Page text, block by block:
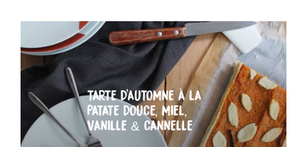
TARTE D’AUTOMNE À LA
PATATE DOUCE, MIEL,
VANILLE & CANNELLE